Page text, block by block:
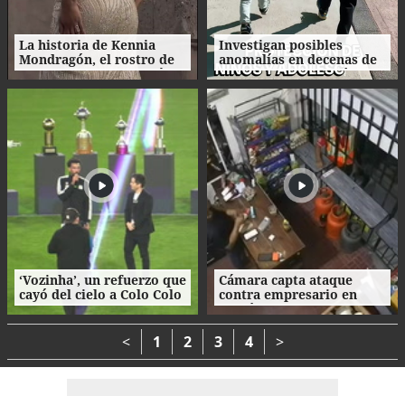
La historia de Kennia
Mondragón, el rostro de
Miss Francisco Morazán
que busca la corona
Investigan posibles
anomalías en decenas de
procesos de adopción en
Honduras
‘Vozinha’, un refuerzo que
cayó del cielo a Colo Colo
como su camiseta en la
bienvenida
Cámara capta ataque
contra empresario en
Danlí
< 1 2 3 4 >